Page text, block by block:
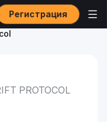
Регистрация
гривна to Drift
PROTOCOL